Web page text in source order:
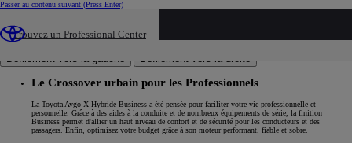
Passer au contenu suivant (Press Enter)
Trouvez un Professional Center
Financez votre Toyota
Financement
Profitez de l'offreProfitez de l'offre(Opens in new window)
Défilement vers la gauche Défilement vers la droite
Le Crossover urbain pour les Professionnels
La Toyota Aygo X Hybride Business a été pensée pour faciliter votre vie professionnelle et
personnelle. Grâce à des aides à la conduite et de nombreux équipements de série, la finition
Business permet d'allier un haut niveau de confort et de sécurité pour les conducteurs et des
passagers. Enfin, optimisez votre budget grâce à son moteur performant, fiable et sobre.